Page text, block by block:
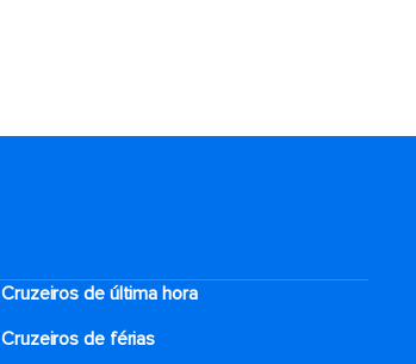
Cruzeiros de última hora
Cruzeiros de férias